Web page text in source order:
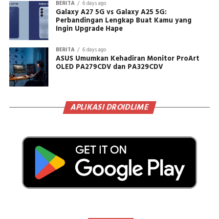
BERITA 6 days ago
Galaxy A27 5G vs Galaxy A25 5G:
Perbandingan Lengkap Buat Kamu yang
Ingin Upgrade Hape
BERITA 6 days ago
ASUS Umumkan Kehadiran Monitor ProArt
OLED PA279CDV dan PA329CDV
APLIKASI DROIDLIME